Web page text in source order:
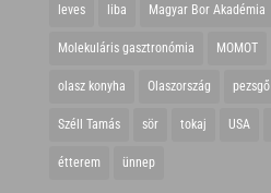
leves liba Magyar Bor Akadémia
Molekuláris gasztronómia MOMOT
olasz konyha Olaszország pezsgő
Széll Tamás sör tokaj USA
étterem ünnep